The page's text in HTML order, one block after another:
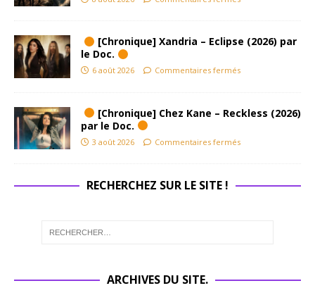
[Chronique] Xandria – Eclipse (2026) par
le Doc.
6 août 2026 Commentaires fermés
[Chronique] Chez Kane – Reckless (2026)
par le Doc.
3 août 2026 Commentaires fermés
RECHERCHEZ SUR LE SITE !
ARCHIVES DU SITE.